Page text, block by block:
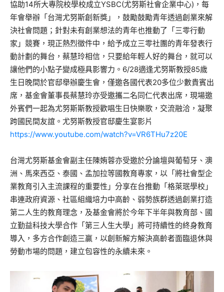
協助14所大專院校學校成立YSBC(尤努斯社會企業中心)，每
年會舉辦「台灣尤努斯創新獎」，鼓勵鼓勵青年透過創業來解
決社會問題；針對未有創業想法的青年也推動了「三零行動
家」競賽，現正熱烈徵件中，給予成立三零社團的青年發表行
動計劃的舞台，蔡慧玲相信，只要給年輕人好的舞台，就可以
讓他們的小點子變成極具影響力。6/28適逢尤努斯教授85歲
生日晚間於官邸舉辦慶生會，僅邀各國代表20多位少數貴賓出
席，基金會董事長蔡慧玲亦受邀攜二名同仁代表出席，現場邀
外賓們一起為尤努斯斯教授歡唱生日快樂歌，交流融洽，凝聚
跨國民間友誼。尤努斯教授官邸慶生宴影片
https://www.youtube.com/watch?v=VR6THu7z20E
台灣尤努斯基金會副主任陳姷蓉亦受邀於分論壇與葡萄牙、澳
洲、馬來西亞、泰國、孟加拉等國教育專家，以「將社會型企
業教育引入主流課程的重要性」分享在台推動「格萊珉學校」
串連政府資源、社區組織培力中高齡、弱勢族群透過創業打造
第二人生的教育理念，及基金會將於今年下半年與教育部、國
立勤益科技大學合作「第三人生大學」將可持續性的終身教育
導入，多方合作創造三贏，以創新解方解決高齡者面臨退休與
勞動市場的問題，建立包容性的永續未來。